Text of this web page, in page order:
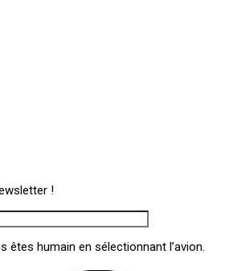
!
êtes humain en sélectionnant l’avion.